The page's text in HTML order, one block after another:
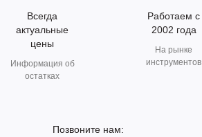
Всегда
актуальные
цены
Информация об
остатках
Работаем с
2002 года
На рынке
инструментов
Позвоните нам: